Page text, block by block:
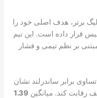
لیگ برتر، هدف اصلی خود را
قرار داده است. این تیم
بر نظم تیمی و فشار
برابر ساندرلند نشان
رقابت کند. میانگین 1.39